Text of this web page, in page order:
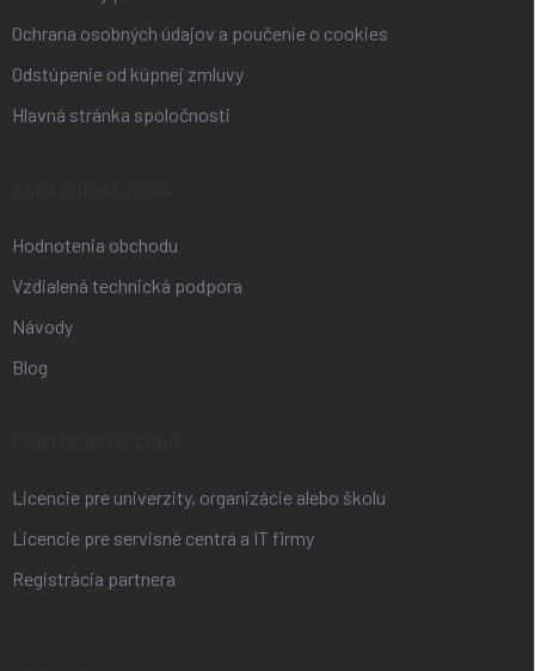
Ochrana osobných údajov a poučenie o cookies
Odstúpenie od kúpnej zmluvy
Hlavná stránka spoločnosti
Hodnotenia obchodu
Vzdialená technická podpora
Návody
Blog
Licencie pre univerzity, organizácie alebo školu
Licencie pre servisné centrá a IT firmy
Registrácia partnera